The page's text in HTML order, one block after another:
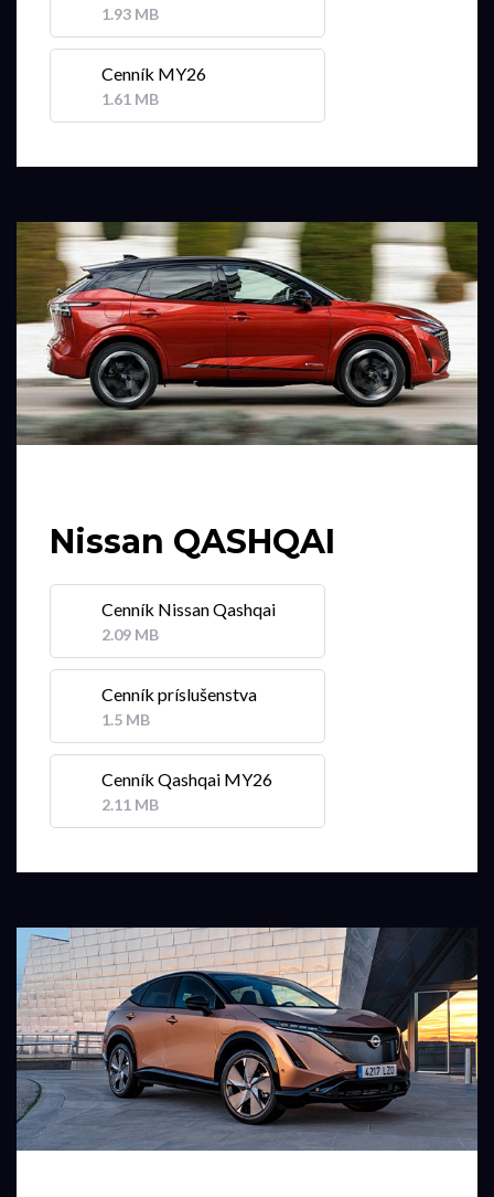
1.93 MB
Cenník MY26
1.61 MB
Nissan QASHQAI
Cenník Nissan Qashqai
2.09 MB
Cenník príslušenstva
1.5 MB
Cenník Qashqai MY26
2.11 MB